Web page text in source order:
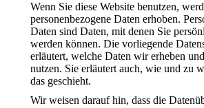
Wenn Sie diese Website benutzen,
personenbezogene Daten erhoben.
Daten sind Daten, mit denen Sie
werden können. Die vorliegende
erläutert, welche Daten wir erheben
nutzen. Sie erläutert auch, wie und zu
das geschieht.
Wir weisen darauf hin, dass die